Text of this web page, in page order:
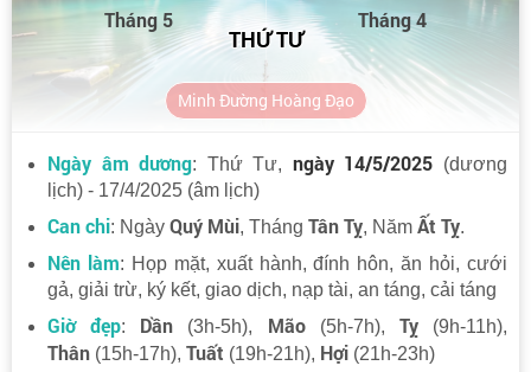
Tháng 5 Tháng 4
THỨ TƯ
Minh Đường Hoàng Đạo
Ngày âm dương: Thứ Tư, ngày 14/5/2025 (dương
lịch) - 17/4/2025 (âm lịch)
Can chi: Ngày Quý Mùi, Tháng Tân Tỵ, Năm Ất Tỵ.
Nên làm: Họp mặt, xuất hành, đính hôn, ăn hỏi, cưới
gả, giải trừ, ký kết, giao dịch, nạp tài, an táng, cải táng
Giờ đẹp: Dần (3h-5h), Mão(5h-7h), Tỵ(9h-11h),
Thân (15h-17h), Tuất (19h-21h), Hợi (21h-23h)